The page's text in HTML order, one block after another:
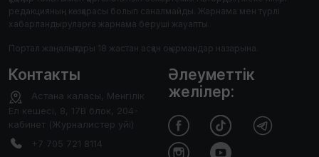
редакцияның көзқарасы болып саналмайды. Жарнама мен түрлі
хабарландыруларға жарнама беруші жауапты.
Портал жаңалықтары 18 жастан асқан оқырмандар назарына.
Контакты
Астана каласы, Менгілік
Ел кешесі, 8, 17В блок, 204-
кабинет (Журналистер уйі)
+7 705 721 8114
Әлеуметтік
желілер: